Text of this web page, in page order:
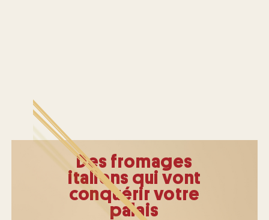
Des fromages
italiens qui vont
conquérir votre
palais